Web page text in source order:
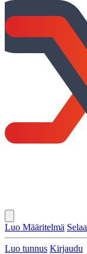
Luo Määritelmä Selaa
Luo tunnus Kirjaudu